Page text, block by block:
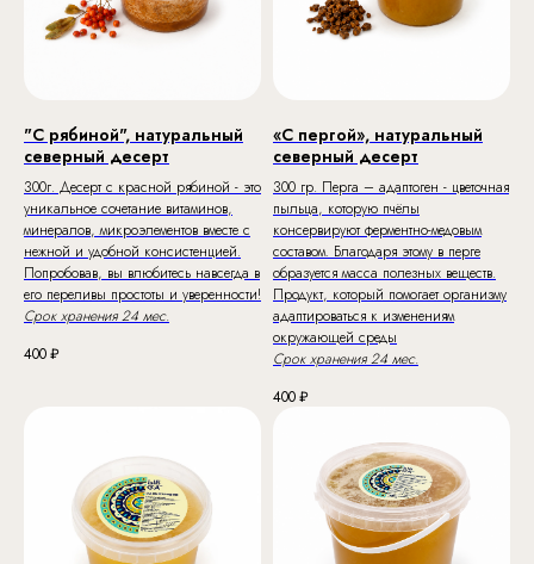
"С рябиной", натуральный
северный десерт
300г. Десерт с красной рябиной - это
уникальное сочетание витаминов,
минералов, микроэлементов вместе с
нежной и удобной консистенцией.
Попробовав, вы влюбитесь навсегда в
его переливы простоты и уверенности!
Срок хранения 24 мес.
400₽
«С пергой», натуральный
северный десерт
300 гр. Перга – адаптоген - цветочная
пыльца, которую пчёлы
консервируют ферментно-медовым
составом. Благодаря этому в перге
образуется масса полезных веществ.
Продукт, который помогает организму
адаптироваться к изменениям
окружающей среды
Срок хранения 24 мес.
400₽